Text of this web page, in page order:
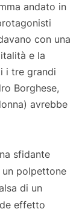
andato in
con una
e la
i tre grandi
Borghese,
avrebbe
sfidante
polpettone
di un
effetto